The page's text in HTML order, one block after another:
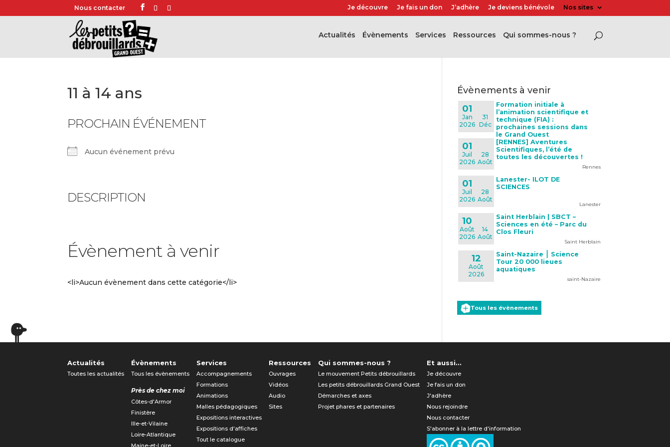
Nous contacter Je découvre Je fais un don J’adhère Je deviens bénévole Nos sites
Actualités évènements Services Ressources Qui sommes-nous ?
11 à 14 ans
PROCHAIN ÉVÉNEMENT
Aucun événement prévu
DESCRIPTION
Évènement à venir
<li>Aucun évènement dans cette catégorie</li>
évènements à venir
01
Jan
2026
31
Déc
Formation initiale à
l’animation scientifique et
technique (FIA) :
prochaines sessions dans
le Grand Ouest
01
Juil
2026
28
Août
[RENNES] Aventures
Scientifiques, l’été de
toutes les découvertes !
Rennes
01
Juil
2026
28
Août
Lanester- ILOT DE
SCIENCES
Lanester
10
Août
2026
14
Août
Saint Herblain | SBCT –
Sciences en été – Parc du
Clos Fleuri
Saint Herblain
12
Août
2026
Saint-Nazaire ⎮ Science
Tour 20 000 lieues
aquatiques
saint-Nazaire
Tous les évènements
Actualités
Toutes les actualités
Évènements
Tous les évènements
Près de chez moi
Côtes-d'Armor
Finistère
Ille-et-Vilaine
Loire-Atlantique
Maine-et-Loire
Services
Accompagnements
Formations
Animations
Malles pédagogiques
Expositions interactives
Expositions d'affiches
Tout le catalogue
Ressources
Ouvrages
Vidéos
Audio
Sites
Qui sommes-nous ?
Le mouvement Petits débrouillards
Les petits débrouillards Grand Ouest
Démarches et axes
Projet phares et partenaires
Et aussi...
Je découvre
Je fais un don
J'adhère
Nous rejoindre
Nous contacter
S'abonner à la lettre d'information